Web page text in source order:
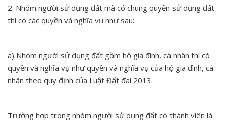
2. Nhóm người sử dụng đất mà có chung quyền sử dụng đất
thì có các quyền và nghĩa vụ như sau:
a) Nhóm người sử dụng đất gồm hộ gia đình, cá nhân thì có
quyền và nghĩa vụ như quyền và nghĩa vụ của hộ gia đình, cá
nhân theo quy định của Luật Đất đai 2013.
Trường hợp trong nhóm người sử dụng đất có thành viên là